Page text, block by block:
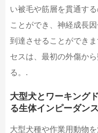
い被毛や筋層を貫通す
ことができ、神経成長
到達させることができま
セスは、最初の外傷か
る。.
大型犬とワーキング
る生体インピーダン
大型犬種や作業用動物